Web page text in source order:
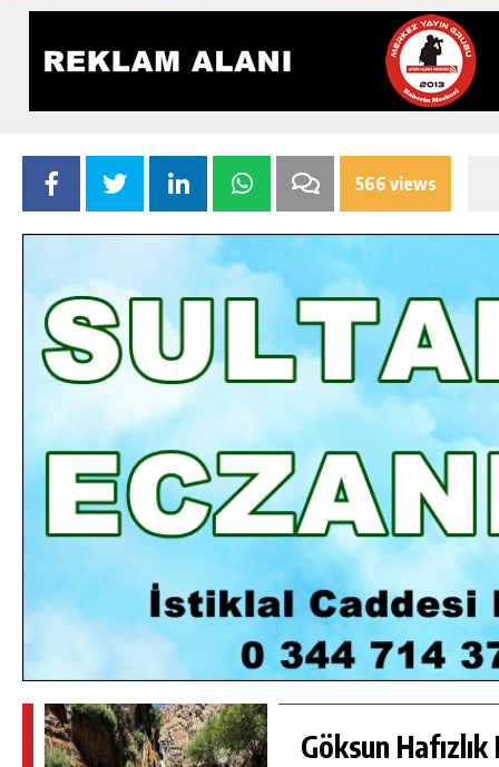
566 views
Göksun Hafızlık
GÜNLÜK HABER AKIŞI
GÖKSUN HAFIZLIK KIZ KUR’AN KURSU
ÖĞRENCILERINE DARENDE GEZISI.